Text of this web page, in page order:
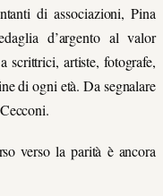
di associazioni, Pina
d’argento al valor
scrittrici, artiste, fotografe,
di ogni età. Da segnalare
verso la parità è ancora